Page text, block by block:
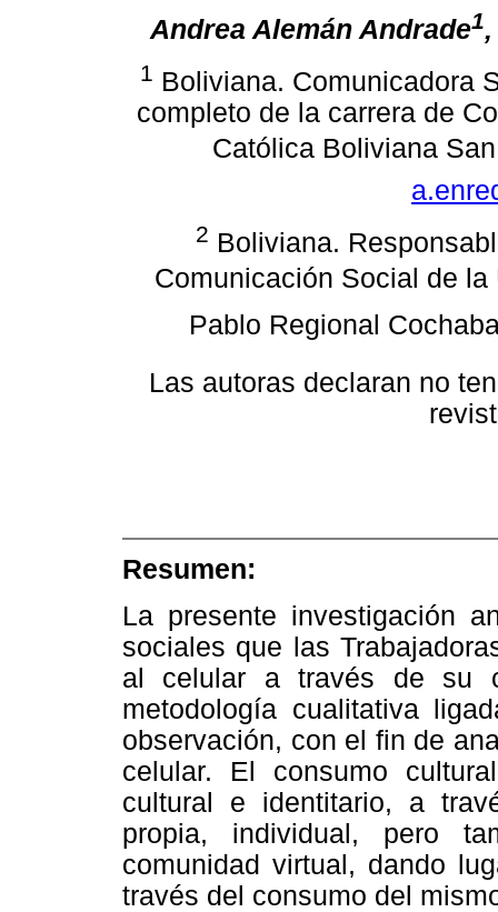
Andrea Alemán Andrade1
1 Boliviana. Comunicadora
completo de la carrera de
Católica Boliviana
2 Boliviana.
Comunicación Social de la
Pablo Regional
Las autoras declaran no
Resumen:
La presente investigación
sociales que las
al celular a través de su
metodología cualitativa
observación, con el fin de
celular. El consumo
cultural e identitario, a
propia, individual, pero
comunidad virtual, dando
través del consumo del